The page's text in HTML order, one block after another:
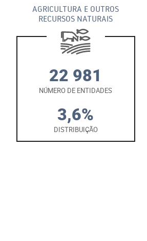
AGRICULTURA E OUTROS
RECURSOS NATURAIS
22 981
NÚMERO DE ENTIDADES
3,6%
DISTRIBUIÇÃO